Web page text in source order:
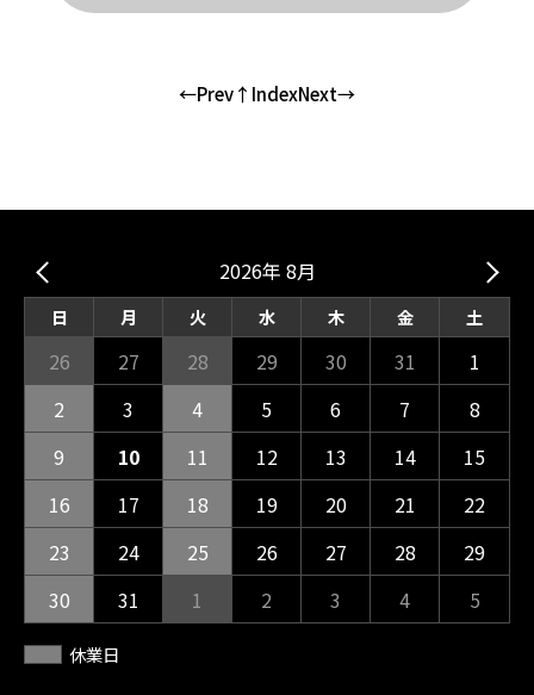
←Prev↑IndexNext→
2026年 8月
日 月 火 水 木 金 土
26 27 28 29 30 31
1
2
3 4 5 6 7
8
9
10 11 12 13 14
15
16
17 18 19 20 21
22
23
24 25 26 27 28
29
30
31 1 2 3 4 5
休業日